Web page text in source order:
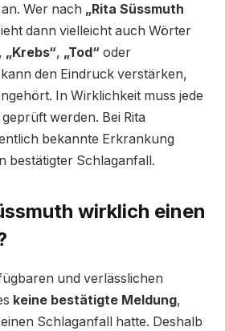
Wer nach „Rita Süssmuth
dann vielleicht auch Wörter
, „Krebs“, „Tod“ oder
kann den Eindruck verstärken,
In Wirklichkeit muss jede
werden. Bei Rita
bekannte Erkrankung
bestätigter Schlaganfall.
wirklich einen
und verlässlichen
keine bestätigte Meldung,
Schlaganfall hatte. Deshalb